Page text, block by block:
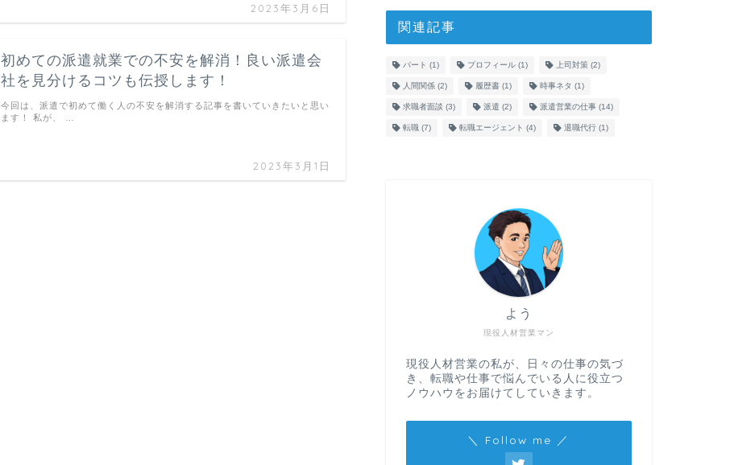
2023年3月6日
初めての派遣就業での不安を解消！良い派遣会
社を見分けるコツも伝授します！
2023年3月1日
今回は、派遣で初めて働く人の不安を解消する記事を書いていきたいと思い
ます！ 私が、 …
関連記事
パート (1) プロフィール(1) 上司対策 (2)
人間関係(2) 履歴書(1) 時事ネタ (1)
求職者面談 (3) 派遣 (2) 派遣営業の仕事(14)
転職 (7) 転職エージェント (4) 退職代行(1)
現役人材営業マン
よう
現役人材営業の私が、日々の仕事の気づ
き、転職や仕事で悩んでいる人に役立つ
ノウハウをお届けてしていきます。
＼ Follow me ／